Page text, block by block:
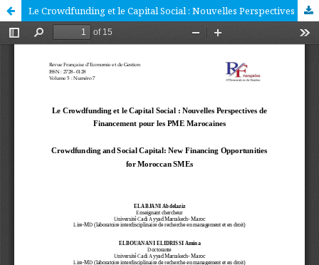
Le Crowdfunding et le Capital Social : Nouvelles Perspectives de Financement pour les PME Marocaines